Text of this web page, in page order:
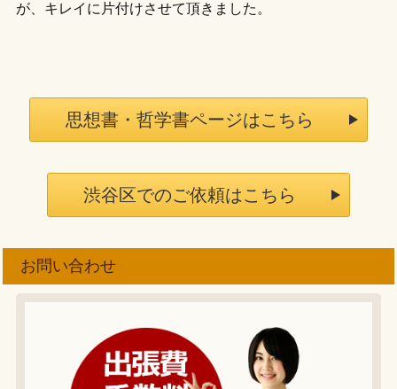
が、キレイに片付けさせて頂きました。
思想書・哲学書ページはこちら
渋谷区でのご依頼はこちら
お問い合わせ